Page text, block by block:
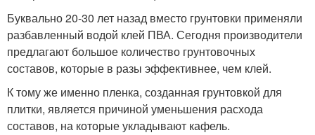
Буквально 20-30 лет назад вместо грунтовки применяли
разбавленный водой клей ПВА. Сегодня производители
предлагают большое количество грунтовочных
составов, которые в разы эффективнее, чем клей.
К тому же именно пленка, созданная грунтовкой для
плитки, является причиной уменьшения расхода
составов, на которые укладывают кафель.